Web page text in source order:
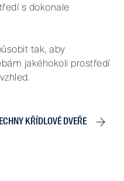
s dokonale
tak, aby
jakéhokoli prostředí
KŘÍDLOVÉ DVEŘE